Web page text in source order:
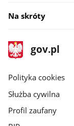
Na skróty
stopka
gov.pl
Strona
gov.pl
gov.pl
Polityka cookies
Służba cywilna
Profil zaufany